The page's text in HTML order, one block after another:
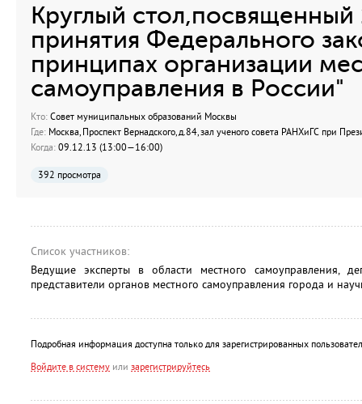
Круглый
принятия Федерального
принципах организации
самоуправления в России"
Кто: Совет муниципальных образований Москвы
Где: Москва, Проспект Вернадского, д.84, зал ученого совета РАНХиГС при
Когда: 09.12.13 (13:00—16:00)
392 просмотра
Список участников:
Ведущие эксперты в области местного самоуправления,
представители органов местного самоуправления города и
Подробная информация доступна только для зарегистрированных
Войдите в систему или зарегистрируйтесь